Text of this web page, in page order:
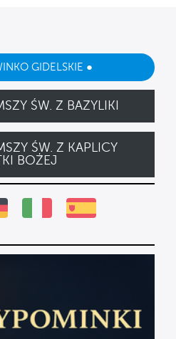
GIDELSKIE ●
ŚW. Z BAZYLIKI
ŚW. Z KAPLICY
BOŻEJ